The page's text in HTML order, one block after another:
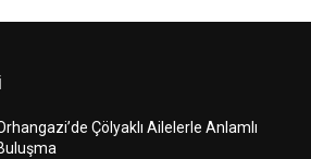
Çölyaklı Ailelerle Anlamlı